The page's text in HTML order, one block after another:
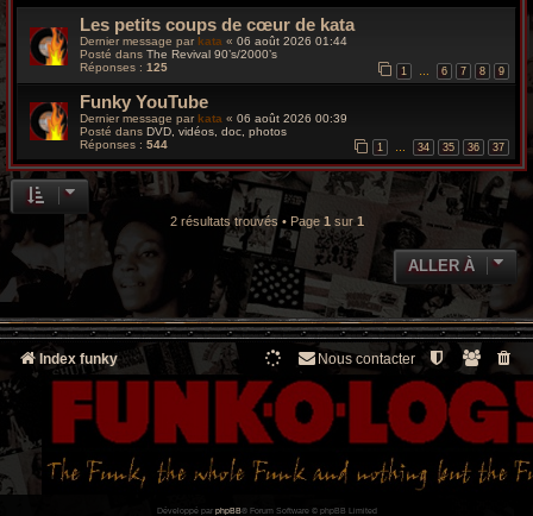
h
g
o
y
Les petits coups de cœur de kata
Dernier message par kata « 06 août 2026 01:44
Posté dans The Revival 90’s/2000’s
Réponses : 125 1 6 7 8 9
Funky YouTube
Dernier message parkata « 06 août 2026 00:39
Posté dans DVD, vidéos, doc, photos
Réponses : 544 1 … 34 35 36 37
2 résultats trouvés • Page 1 sur 1
ALLER À
Index funky Nous contacter
Développé par phpBB® Forum Software © phpBB Limited